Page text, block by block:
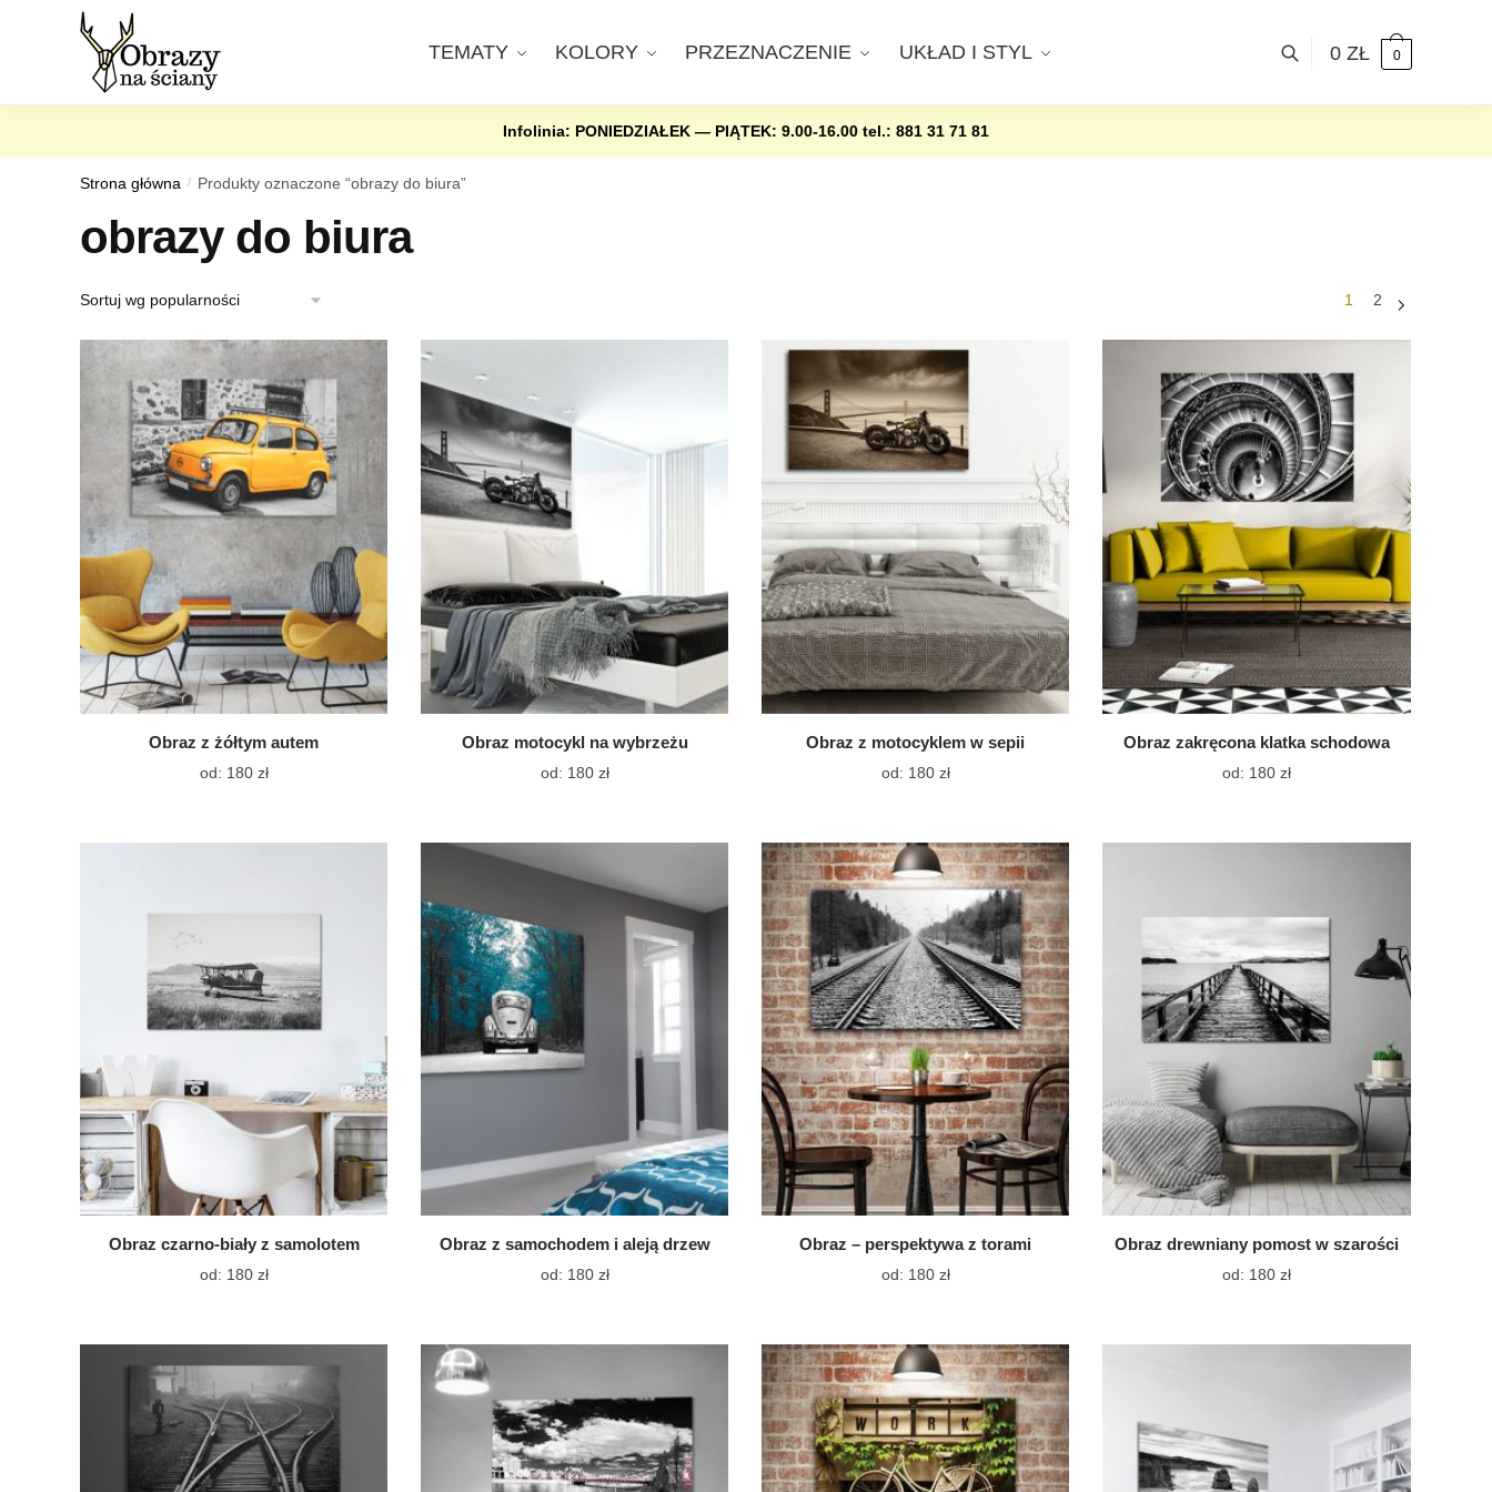
TEMATY KOLORY PRZEZNACZENIE UKŁAD I STYL 0 ZŁ 0
Infolinia: PONIEDZIAŁEK — PIĄTEK: 9.00-16.00 tel.: 881 31 71 81
Strona główna / Produkty oznaczone “obrazy do biura”
obrazy do biura
1 2
Obraz z żółtym autem
od: 180 złTen
wiele
na
stronie
produktu
Obraz motocykl na wybrzeżu
od: 180 złTen
wiele
Opcje
można
wybrać
Obraz z motocyklem w sepii
od: 180 złTen
wiele
wariantów.
Opcje
można
wybrać
na
stronie
produktu
Obraz zakręcona klatka schodowa
od: 180 złTen
wiele
można
wybrać
na
stronie
produktu
Obraz czarno-biały z samolotem
od: 180 złTen
wiele
wariantów.
Opcje
można
wybrać
na
Obraz z samochodem i aleją drzew
od: 180 złTen
wiele
Opcje
można
wybrać
na
Obraz – perspektywa z torami
od: 180 złTen
wiele
wariantów.
Opcje
można
wybrać
na
Obraz drewniany pomost w szarości
od: 180 złTen
wiele